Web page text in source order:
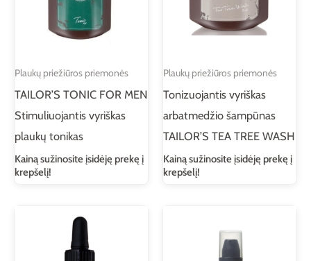
Plaukų priežiūros priemonės
TAILOR’S TONIC FOR MEN
Stimuliuojantis vyriškas
plaukų tonikas
Kainą sužinosite įsidėję prekę į
krepšelį!
Plaukų priežiūros priemonės
Tonizuojantis vyriškas
arbatmedžio šampūnas
TAILOR’S TEA TREE WASH
Kainą sužinosite įsidėję prekę į
krepšelį!